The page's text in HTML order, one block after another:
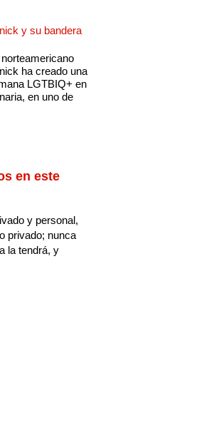
y su bandera
ha creado una
LGTBIQ+ en
en uno de
en este
y personal,
privado; nunca
la tendrá, y